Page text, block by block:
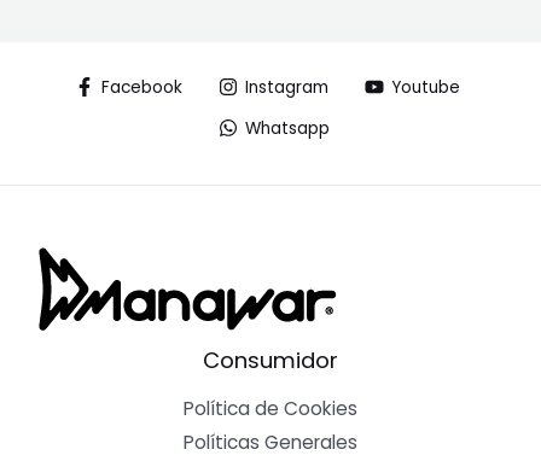
Facebook Instagram
Youtube
Whatsapp
Consumidor
Política de Cookies
Políticas Generales